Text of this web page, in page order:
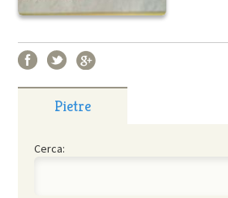
Pietre
Cerca: